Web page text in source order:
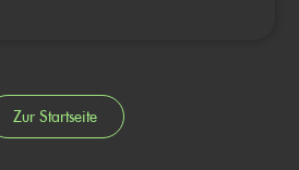
Zur Startseite